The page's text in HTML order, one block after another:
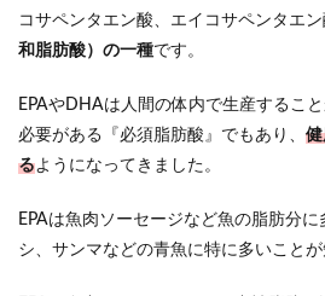
コサペンタエン酸、エイコサペンタエン
和脂肪酸）の一種です。
EPAやDHAは人間の体内で生産するこ
必要がある『必須脂肪酸』でもあり、
るようになってきました。
EPAは魚肉ソーセージなど魚の脂肪分
シ、サンマなどの青魚に特に多いことが